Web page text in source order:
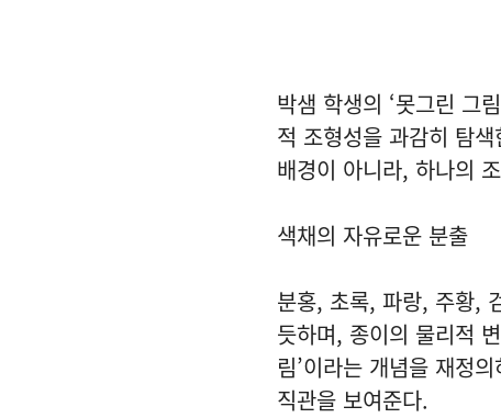
박샘 학생의 ‘못그린 그
적 조형성을 과감히 탐
배경이 아니라, 하나의
색채의 자유로운 분출
분홍, 초록, 파랑, 주황,
듯하며, 종이의 물리적
림’이라는 개념을 재정
직관을 보여준다.